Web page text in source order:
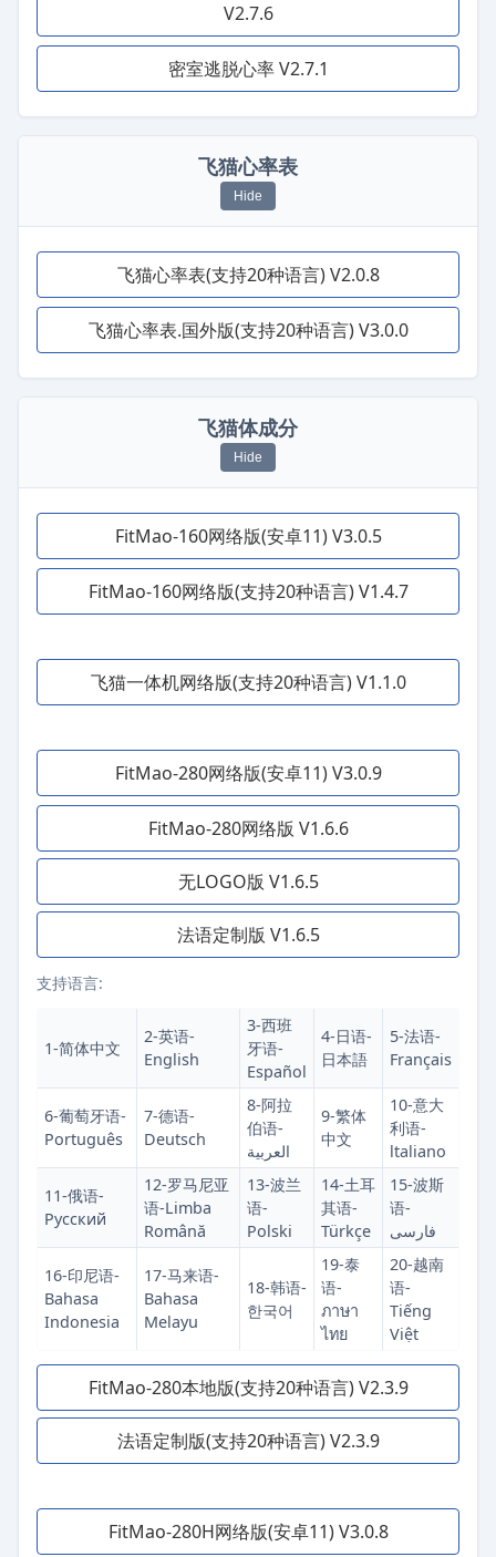
V2.7.6
密室逃脱心率 V2.7.1
飞猫心率表
Hide
飞猫心率表(支持20种语言) V2.0.8
飞猫心率表.国外版(支持20种语言) V3.0.0
飞猫体成分
Hide
FitMao-160网络版(安卓11) V3.0.5
FitMao-160网络版(支持20种语言) V1.4.7
飞猫一体机网络版(支持20种语言) V1.1.0
FitMao-280网络版(安卓11) V3.0.9
FitMao-280网络版 V1.6.6
无LOGO版 V1.6.5
法语定制版 V1.6.5
支持语言:
1-简体中文
2-英语-
English
3-西班
牙语-
Español
4-日语-
日本語
5-法语-
Français
6-葡萄牙语-
Português
7-德语-
Deutsch
8-阿拉
伯语-
العربية
9-繁体
中文
10-意大
利语-
ltaliano
11-俄语-
Русский
12-罗马尼亚
语-Limba
Română
13-波兰
语-
Polski
14-土耳
其语-
Türkçe
15-波斯
语-
فارسی
16-印尼语-
Bahasa
Indonesia
17-马来语-
Bahasa
Melayu
18-韩语-
한국어
19-泰
语-
ภาษา
ไทย
20-越南
语-
Tiếng
Việt
FitMao-280本地版(支持20种语言) V2.3.9
法语定制版(支持20种语言) V2.3.9
FitMao-280H网络版(安卓11) V3.0.8